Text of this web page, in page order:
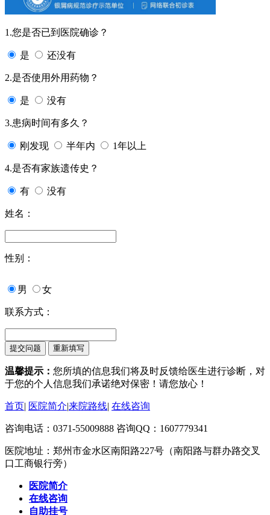
1.您是否已到医院确诊？
是 还没有
2.是否使用外用药物？
是 没有
3.患病时间有多久？
刚发现 半年内 1年以上
4.是否有家族遗传史？
有 没有
姓名：
性别：
男 女
联系方式：
温馨提示： 您所填的信息我们将及时反馈给医生进行诊断，对
于您的个人信息我们承诺绝对保密！请您放心！
首页| 医院简介|来院路线| 在线咨询
咨询电话：0371-55009888 咨询QQ：1607779341
医院地址：郑州市金水区南阳路227号（南阳路与群办路交叉
口工商银行旁）
医院简介
在线咨询
自助挂号